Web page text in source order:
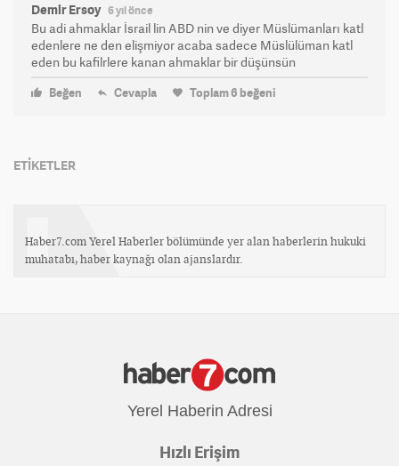
Demir Ersoy 6 yıl önce
Bu adi ahmaklar İsrail lin ABD nin ve diyer Müslümanları katl
edenlere ne den elişmiyor acaba sadece Müslülüman katl
eden bu kafilrlere kanan ahmaklar bir düşünsün
Beğen Cevapla Toplam6 beğeni
ETİKETLER
Haber7.com Yerel Haberler bölümünde yer alan haberlerin hukuki
muhatabı, haber kaynağı olan ajanslardır.
Yerel Haberin Adresi
Hızlı Erişim